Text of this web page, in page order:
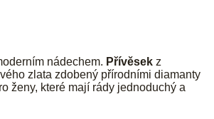
nádechem. Přívěsek z
zlata zdobený přírodními diamanty
ženy, které mají rády jednoduchý a